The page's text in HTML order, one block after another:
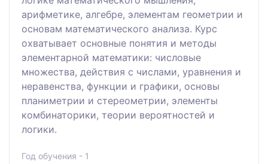
арифметике, алгебре, элементам геометрии и
основам математического анализа. Курс
охватывает основные понятия и методы
элементарной математики: числовые
множества, действия с числами, уравнения и
неравенства, функции и графики, основы
планиметрии и стереометрии, элементы
комбинаторики, теории вероятностей и
логики.
Год обучения - 1